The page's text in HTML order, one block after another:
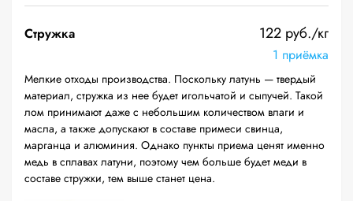
Стружка 122 руб./кг
1 приёмка
Мелкие отходы производства. Поскольку латунь — твердый
материал, стружка из нее будет игольчатой и сыпучей. Такой
лом принимают даже с небольшим количеством влаги и
масла, а также допускают в составе примеси свинца,
марганца и алюминия. Однако пункты приема ценят именно
медь в сплавах латуни, поэтому чем больше будет меди в
составе стружки, тем выше станет цена.